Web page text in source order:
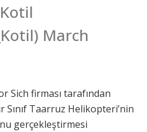
March
Sich firması tarafından
Sınıf Taarruz Helikopteri’nin
gerçekleştirmesi